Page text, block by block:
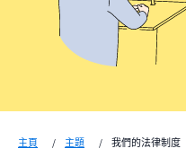
主頁 主題 我們的法律制度